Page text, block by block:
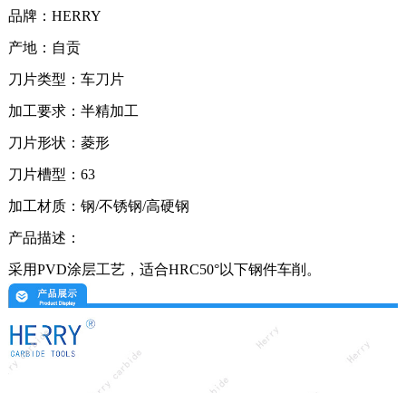
品牌： HERRY
产地：自贡
刀片类型：车刀片
加工要求：半精加工
刀片形状：菱形
刀片槽型： 63
加工材质：钢/不锈钢/高硬钢
产品描述：
采用PVD涂层工艺， 适合HRC50°以下钢件车削。